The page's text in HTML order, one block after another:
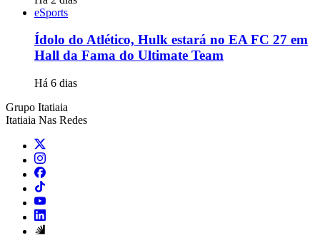
eSports
Ídolo do Atlético, Hulk estará no EA FC 27 em
Hall da Fama do Ultimate Team
Há 6 dias
Grupo Itatiaia
Itatiaia Nas Redes